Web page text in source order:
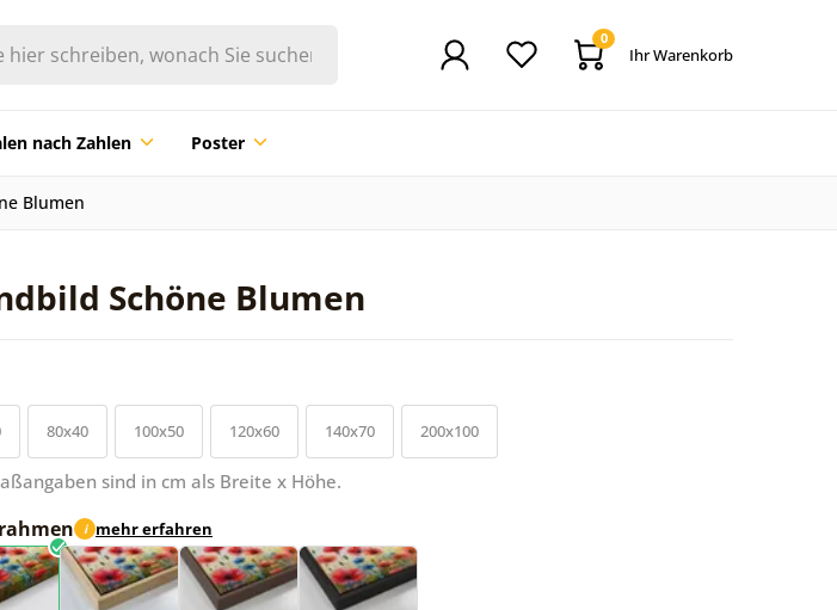
0
Ihr Warenkorb
nach Zahlen Poster
Blumen
Schöne Blumen
80x40 100x50 120x60 140x70 200x100
sind in cm als Breite x Höhe.
i mehr erfahren